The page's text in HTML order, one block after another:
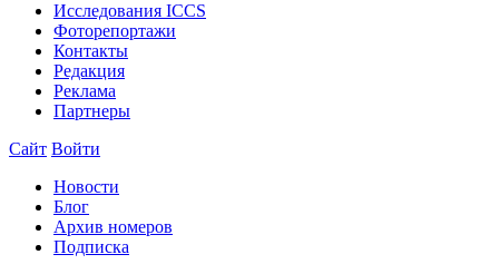
Исследования ICCS
Фоторепортажи
Контакты
Редакция
Реклама
Партнеры
Сайт Войти
Новости
Блог
Архив номеров
Подписка